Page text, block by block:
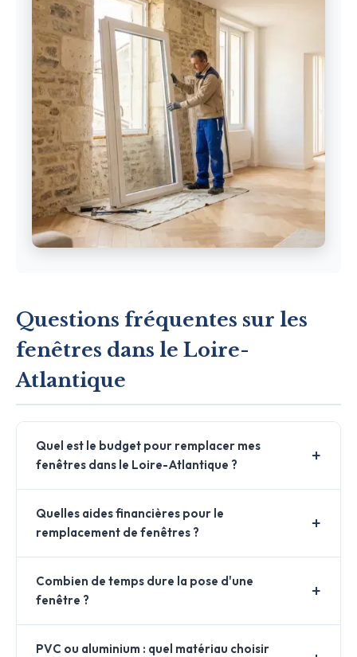
Questions fréquentes sur les
fenêtres dans le Loire-
Atlantique
Quel est le budget pour remplacer mes
fenêtres dans le Loire-Atlantique ?
Quelles aides financières pour le
remplacement de fenêtres ?
Combien de temps dure la pose d'une
fenêtre ?
PVC ou aluminium : quel matériau choisir